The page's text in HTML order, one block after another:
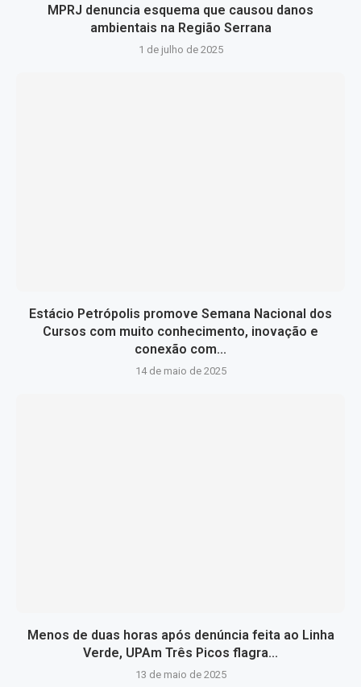
MPRJ denuncia esquema que causou danos
ambientais na Região Serrana
1 de julho de 2025
Estácio Petrópolis promove Semana Nacional dos
Cursos com muito conhecimento, inovação e
conexão com...
14 de maio de 2025
Menos de duas horas após denúncia feita ao Linha
Verde, UPAm Três Picos flagra...
13 de maio de 2025